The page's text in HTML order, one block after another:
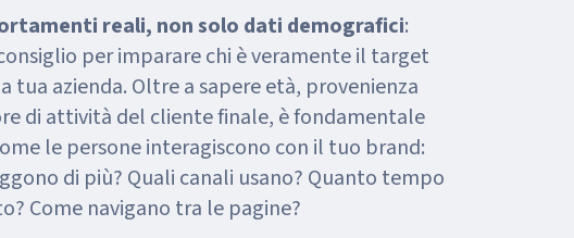
reali, non solo dati demografici:
per imparare chi è veramente il target
tua azienda. Oltre a sapere età, provenienza
di attività del cliente finale, è fondamentale
le persone interagiscono con il tuo brand:
di più? Quali canali usano? Quanto tempo
Come navigano tra le pagine?